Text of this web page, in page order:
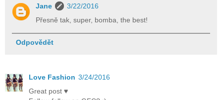
Jane
3/22/2016
Přesně tak, super, bomba, the best!
Odpovědět
Love Fashion 3/24/2016
Great post ♥